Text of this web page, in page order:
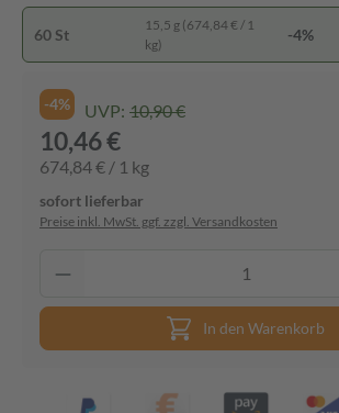
60 St
15,5 g (674,84 € / 1
kg)
-4%
-4% UVP: 10,90 €
10,46 €
674,84 € / 1 kg
sofort lieferbar
Preise inkl. MwSt. ggf. zzgl. Versandkosten
In den Warenkorb